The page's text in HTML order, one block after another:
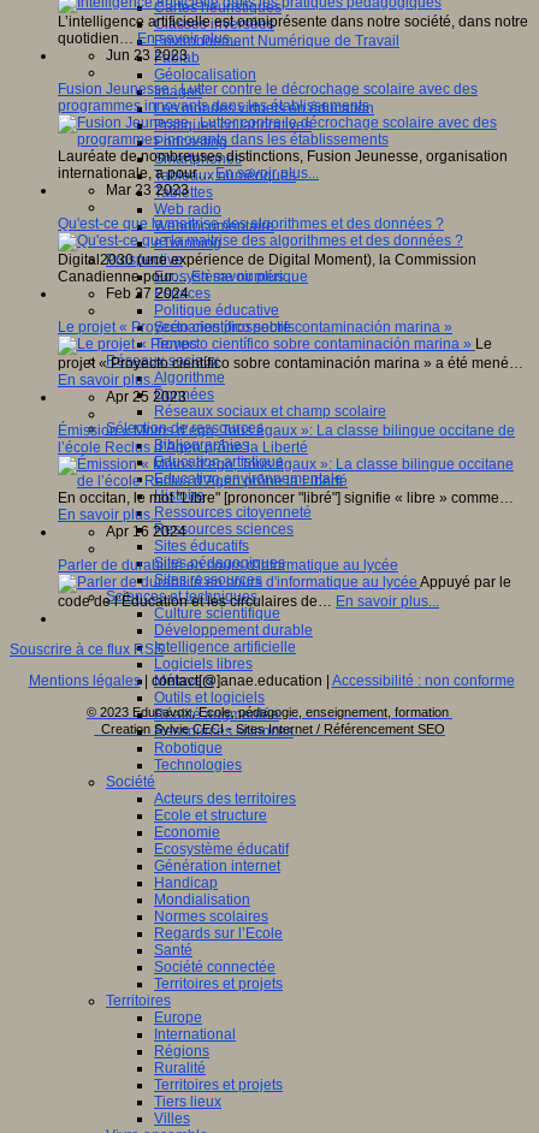
Cartes heuristiques
Classes inversées
Environnement Numérique de Travail
Fablab
Géolocalisation
Images
Les mondes virtuels en éducation
Pratiques collaboratives
Podcasting
Smartphones
Tableaux numériques
Tablettes
Web radio
Webdocumentaire
eTwinning
Prospective
Ecosystème numérique
Espaces
Politique éducative
Scénarios prospectifs
Temps
Réseaux sociaux
Algorithme
Données
Réseaux sociaux et champ scolaire
Sélection de ressources
Bibliographies
Education artistique
Education environnementale
Histoire
Ressources citoyenneté
Ressources sciences
Sites éducatifs
Sites pédagogiques
Sites ressources
Sciences et techniques
Culture scientifique
Développement durable
Intelligence artificielle
Logiciels libres
Métavers
Outils et logiciels
Réalité augmentée
Ressources sciences
Robotique
Technologies
Société
Acteurs des territoires
Ecole et structure
Economie
Ecosystème éducatif
Génération internet
Handicap
Mondialisation
Normes scolaires
Regards sur l’Ecole
Santé
Société connectée
Territoires et projets
Territoires
Europe
International
Régions
Ruralité
Territoires et projets
Tiers lieux
Villes
L’intelligence artificielle est omniprésente dans notre société, dans notre
quotidien… En savoir plus...
Jun 23 2023
Fusion Jeunesse : Lutter contre le décrochage scolaire avec des
programmes innovants dans les établissements
Lauréate de nombreuses distinctions, Fusion Jeunesse, organisation
internationale, a pour… En savoir plus...
Mar 23 2023
Qu'est-ce que la maitrise des algorithmes et des données ?
Digital2030 (une expérience de Digital Moment), la Commission
Canadienne pour…En savoir plus...
Feb 27 2024
Le projet « Proyecto científico sobre contaminación marina »
Le
projet « Proyecto científico sobre contaminación marina » a été mené…
En savoir plus...
Apr 25 2023
Émission « Moins d’ego, Tous égaux »: La classe bilingue occitane de
l’école Reclus d’Agen prône la Liberté
En occitan, le mot "Libre" [prononcer "libré"] signifie « libre » comme…
En savoir plus...
Apr 16 2024
Parler de durabilité en cours d'informatique au lycée
Appuyé par le
code de l’Éducation et les circulaires de… En savoir plus...
Souscrire à ce flux RSS
Mentions légales| contact[@]anae.education | Accessibilité : non conforme
© 2023 Educavox, Ecole, pédagogie, enseignement, formation
Creation Sylvie CECI - Sites Internet / Référencement SEO